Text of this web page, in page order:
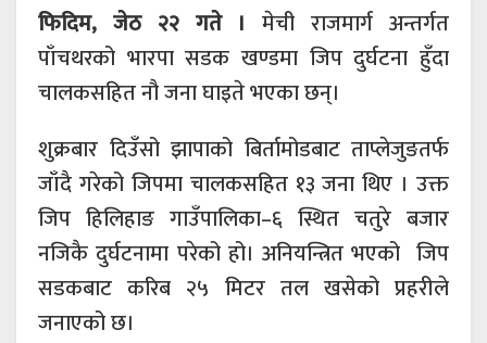
फिदिम, जेठ २२ गते ।मेची राजमार्ग अन्तर्गत
पाँचथरको भारपा सडक खण्डमा जिप दुर्घटना हुँदा
चालकसहित नौ जना घाइते भएका छन्।
शुक्रबार दिउँसो झापाको बिर्तामोडबाट ताप्लेजुङतर्फ
जाँदै गरेको जिपमा चालकसहित १३ जना थिए । उक्त
जिप हिलिहाङ गाउँपालिका–६ स्थित चतुरे बजार
नजिकै दुर्घटनामा परेको हो। अनियन्त्रित भएको जिप
सडकबाट करिब २५ मिटर तल खसेको प्रहरीले
जनाएको छ।